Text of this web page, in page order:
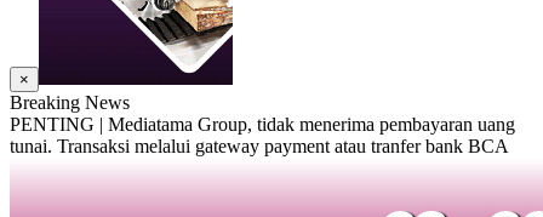
×
Breaking News
PENTING | Mediatama Group, tidak menerima pembayaran uang
tunai. Transaksi melalui gateway payment atau tranfer bank BCA